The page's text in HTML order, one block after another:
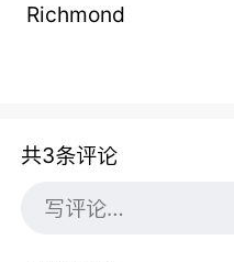
Richmond
共3条评论